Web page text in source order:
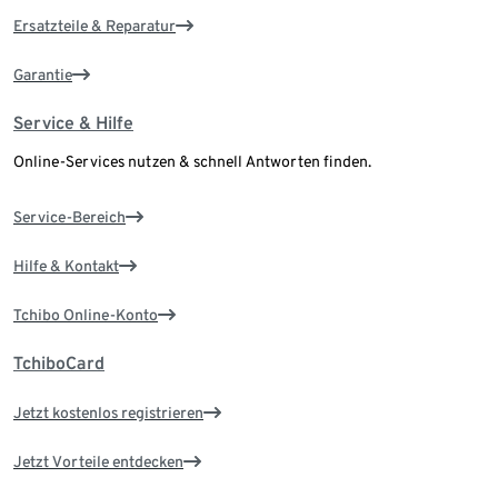
Ersatzteile & Reparatur
Garantie
Service & Hilfe
Online-Services nutzen & schnell Antworten finden.
Service-Bereich
Hilfe & Kontakt
Tchibo Online-Konto
TchiboCard
Jetzt kostenlos registrieren
Jetzt Vorteile entdecken